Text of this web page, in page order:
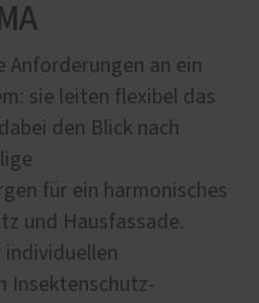
Anforderungen an ein
sie leiten flexibel das
den Blick nach
für ein harmonisches
und Hausfassade.
individuellen
Insektenschutz-